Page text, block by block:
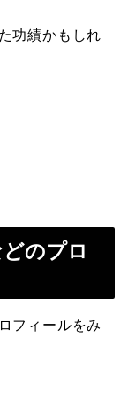
功績かもしれ
のプロ
フィールをみ